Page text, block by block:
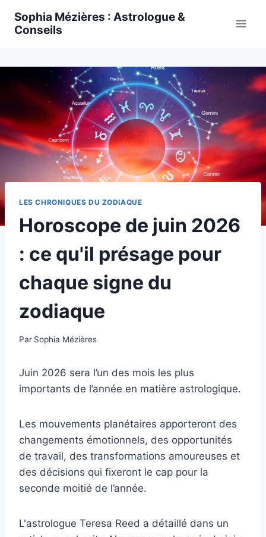
Sophia Mézières : Astrologue &
Conseils
LES CHRONIQUES DU ZODIAQUE
Horoscope de juin 2026
: ce qu'il présage pour
chaque signe du
zodiaque
Par Sophia Mézières
Juin 2026 sera l’un des mois les plus
importants de l’année en matière astrologique.
Les mouvements planétaires apporteront des
changements émotionnels, des opportunités
de travail, des transformations amoureuses et
des décisions qui fixeront le cap pour la
seconde moitié de l’année.
L'astrologue Teresa Reed a détaillé dans un